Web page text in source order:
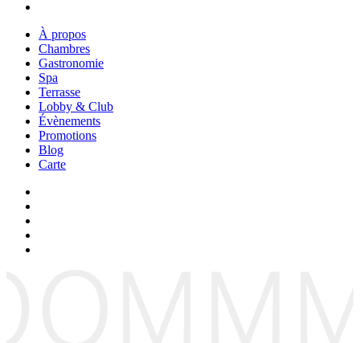
À propos
Chambres
Gastronomie
Spa
Terrasse
Lobby & Club
Évènements
Promotions
Blog
Carte